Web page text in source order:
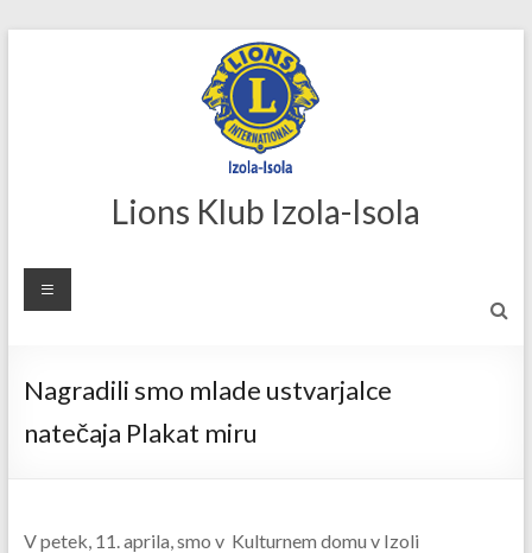
Lions Klub Izola-Isola
Nagradili smo mlade ustvarjalce
natečaja Plakat miru
V petek, 11. aprila, smo v Kulturnem domu v Izoli